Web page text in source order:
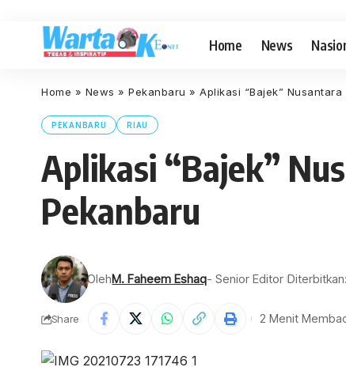
Home News
Home » News » Pekanbaru » Aplikasi “Bajek”
PEKANBARU RIAU
Aplikasi “Bajek”
Pekanbaru
OlehM. Faheem Eshaq- Senior Editor
Share 2 Menit